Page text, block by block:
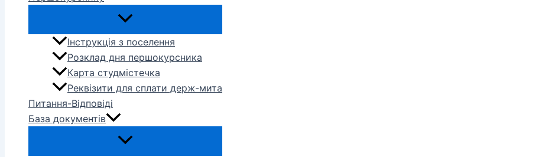
Інструкція з поселення
Розклад дня першокурсника
Карта студмістечка
Реквізити для сплати держ-мита
Питання-Відповіді
База документів